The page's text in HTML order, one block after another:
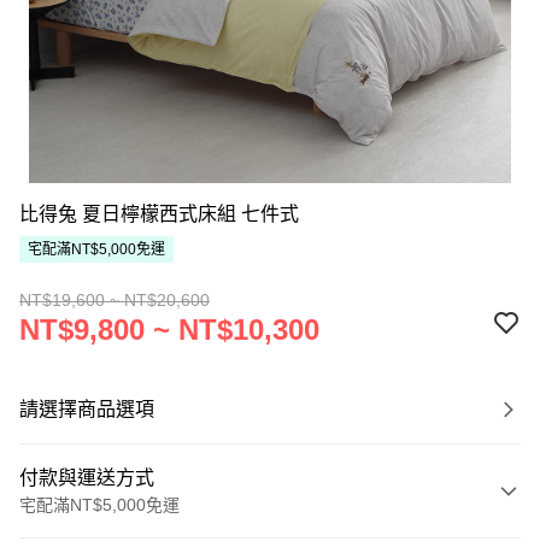
比得兔 夏日檸檬西式床組 七件式
宅配滿NT$5,000免運
NT$19,600 ~ NT$20,600
NT$9,800 ~ NT$10,300
請選擇商品選項
付款與運送方式
宅配滿NT$5,000免運